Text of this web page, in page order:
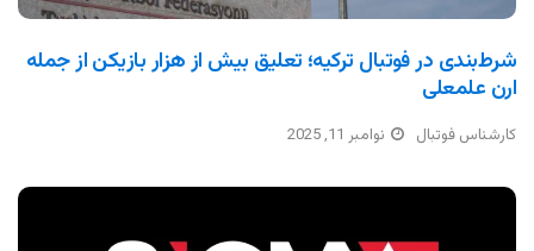
شرط‌بندی در فوتبال ترکیه؛ تعلیق بیش از هزار بازیکن از جمله
ارن علمعلی
کارشناس فوتبال نوامبر 11, 2025